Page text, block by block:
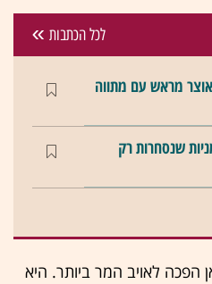
לכל הכתבות
מראש עם מתווה
שנסחרות רק
. היא